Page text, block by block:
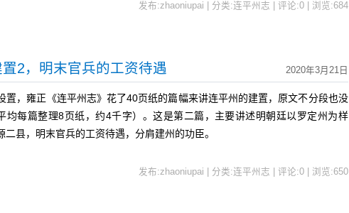
发布:zhaoniupai | 分类:连平州志 | 评论:0 | 浏览:684
2020年3月21日
2，明末官兵的工资待遇
，雍正《连平州志》花了40页纸的篇幅来讲连平州的建置，原文不分段也没
均每篇整理8页纸，约4千字）。这是第二篇，主要讲述明朝廷以罗定州为样
县，明末官兵的工资待遇，分肩建州的功臣。
发布:zhaoniupai | 分类:连平州志 | 评论:0 | 浏览:650